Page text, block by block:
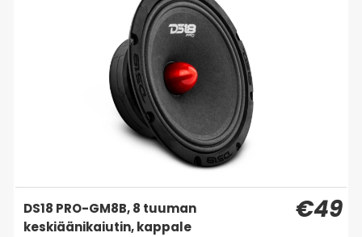
DS18 PRO-GM8B, 8 tuuman
keskiäänikaiutin, kappale
€49